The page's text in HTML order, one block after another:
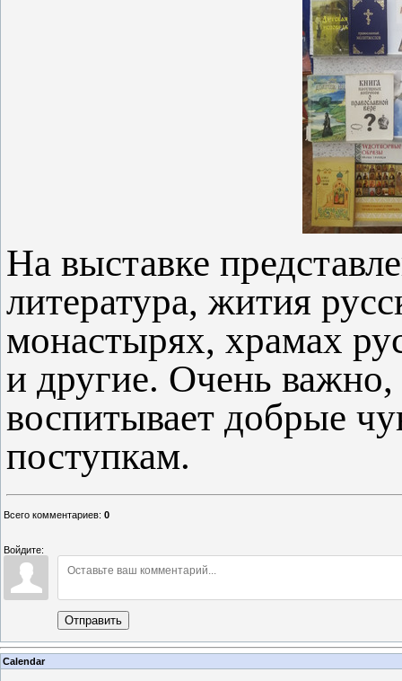
На выставке
литература, жития
монастырях, храмах
и другие. Очень важно,
воспитывает добрые
поступкам.
Всего комментариев: 0
Войдите:
Отправить
Calendar